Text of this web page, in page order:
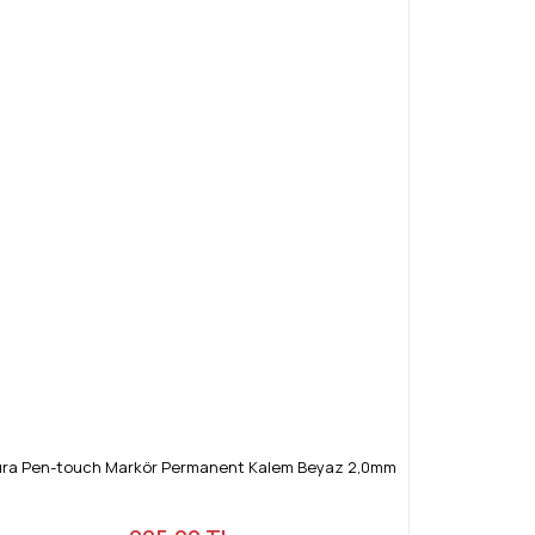
Pen-touch Markör Permanent Kalem Beyaz 2,0mm